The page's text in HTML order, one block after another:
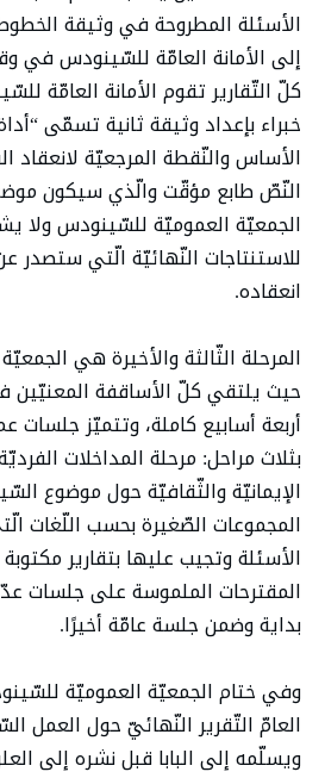
الأسئلة المطروحة في وثيقة
إلى الأمانة العامّة للسّينودس
كلّ التّقارير تقوم الأمانة العامّة
خبراء بإعداد وثيقة ثانية تسمّى
الأساس والنّقطة المرجعيّة
النّصّ طابع مؤقّت والّذي سيكون
الجمعيّة العموميّة للسّينودس ولا
للاستنتاجات النّهائيّة الّتي
انعقاده.
المرحلة الثّالثة والأخيرة هي
حيث يلتقي كلّ الأساقفة المعنيّين
أربعة أسابيع كاملة، وتتميّز جلسات
بثلاث مراحل: مرحلة المداخلات
الإيمانيّة والثّقافيّة حول موضوع
المجموعات الصّغيرة بحسب اللّغات
الأسئلة وتجيب عليها بتقارير
المقترحات الملموسة على جلسات
بداية وضمن جلسة عامّة أخيرًا.
وفي ختام الجمعيّة العموميّة
العامّ التّقرير النّهائيّ حول العمل
ويسلّمه إلى البابا قبل نشره إلى